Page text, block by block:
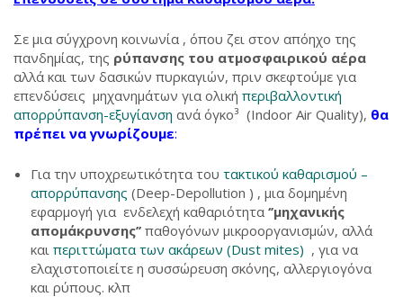
Σε μια σύγχρονη κοινωνία , όπου ζει στον απόηχο της
πανδημίας, της ρύπανσης του ατμοσφαιρικού αέρα
αλλά και των δασικών πυρκαγιών, πριν σκεφτούμε για
επενδύσεις μηχανημάτων για ολική περιβαλλοντική
απορρύπανση-εξυγίανση ανά όγκο³ (Indoor Air Quality), θα
πρέπει να γνωρίζουμε:
Για την υποχρεωτικότητα του τακτικού καθαρισμού –
απορρύπανσης (Deep-Depollution ) , μια δομημένη
εφαρμογή για ενδελεχή καθαριότητα ‘’μηχανικής
απομάκρυνσης’’ παθογόνων μικροοργανισμών, αλλά
και περιττώματα των ακάρεων (Dust mites) , για να
ελαχιστοποιείτε η συσσώρευση σκόνης, αλλεργιογόνα
και ρύπους. κλπ